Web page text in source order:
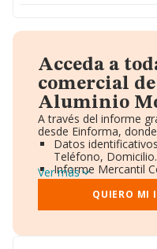
Acceda a
comercial
Aluminio
A través del informe
desde Einforma,
Datos
Teléfono, Domicilio.
Informe Mercantil
Gráficos de
Consejo de
Directivos y
Ver más
QUIERO MI